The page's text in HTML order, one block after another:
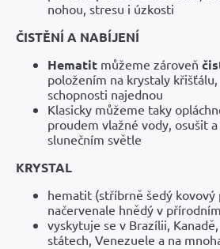
nohou, stresu i úzkosti
ČISTĚNÍ A NABÍJENÍ
Hematit můžeme zároveň
položením na krystaly
schopnosti najednou
Klasicky můžeme taky
proudem vlažné vody, osušit
slunečním světle
KRYSTAL
hematit (stříbrně šedý kovový
načervenale hnědý v
vyskytuje se v Brazílii,
státech, Venezuele a na